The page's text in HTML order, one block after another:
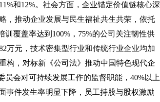
和12%。社会方面，企业锚定价值链核心深
，推动企业发展与民生福祉共生共荣，依托
覆盖率达到100%，75%的公司关注韧性供
万元，技术密集型行业和传统行业企业均加
构，对标新《公司法》推动中国特色现代企
员会对可持续发展工作的监督职能，40%以上
事件发生率明显下降，员工持股与股权激励